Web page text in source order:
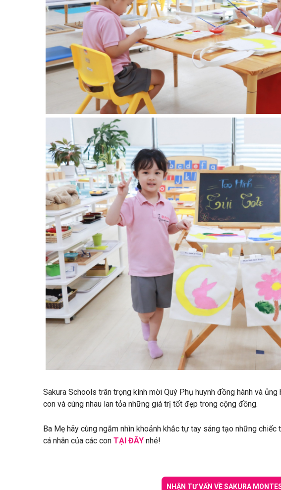
Sakura Schools trân trọng kính mời Quý Phụ huynh đồng hành và
con và cùng nhau lan tỏa những giá trị tốt đẹp trong cộng đồng.
Ba Mẹ hãy cùng ngắm nhìn khoảnh khắc tự tay sáng tạo những
cá nhân của các con TẠI ĐÂY nhé!
NHẬN TƯ VẤN VỀ SAKURA